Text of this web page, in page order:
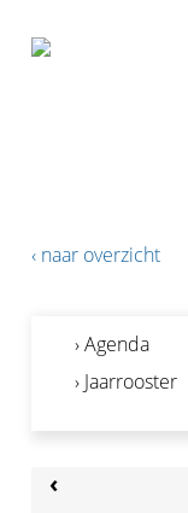
‹ naar overzicht
› Agenda
› Jaarrooster
‹